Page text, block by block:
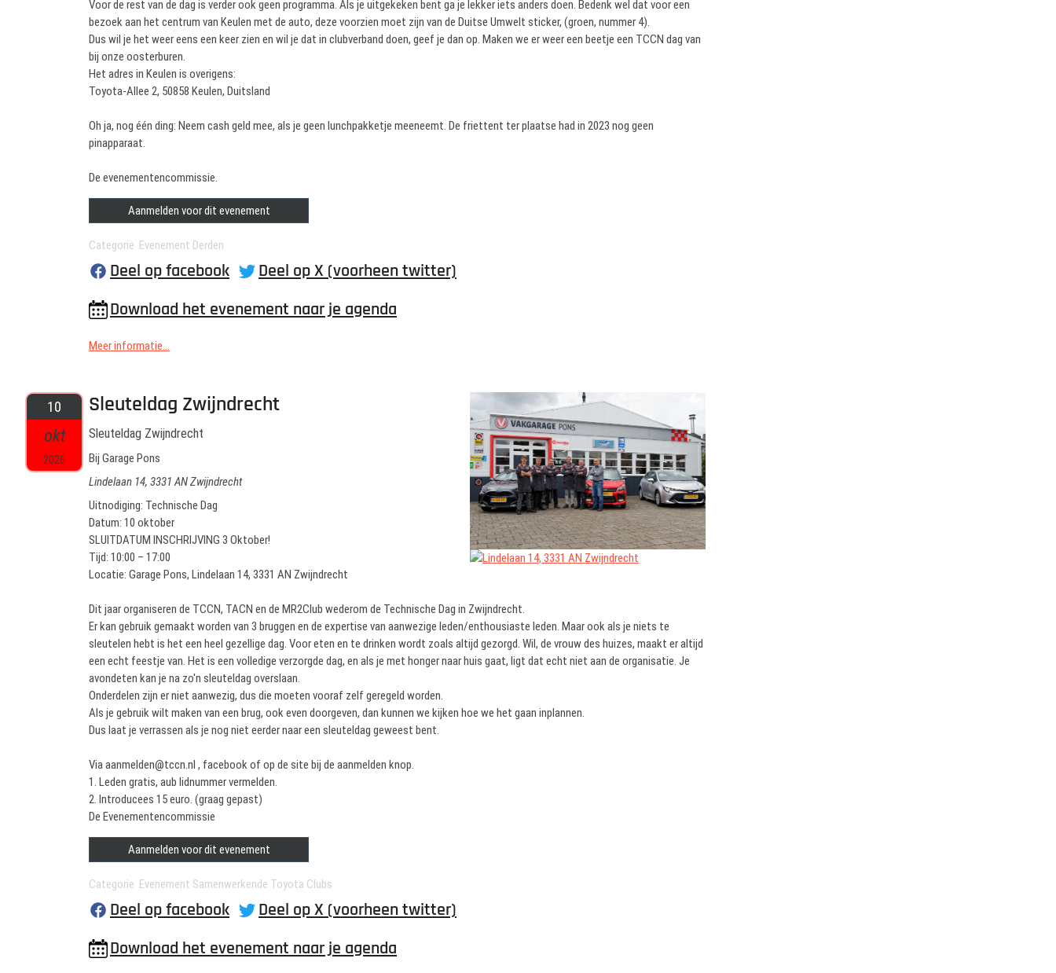
Voor de rest van de dag is verder ook geen programma. Als je uitgekeken bent ga je lekker iets anders doen. Bedenk wel dat voor een
bezoek aan het centrum van Keulen met de auto, deze voorzien moet zijn van de Duitse Umwelt sticker, (groen, nummer 4).
Dus wil je het weer eens een keer zien en wil je dat in clubverband doen, geef je dan op. Maken we er weer een beetje een TCCN dag van
bij onze oosterburen.
Het adres in Keulen is overigens:
Toyota-Allee 2, 50858 Keulen, Duitsland
Oh ja, nog één ding: Neem cash geld mee, als je geen lunchpakketje meeneemt. De friettent ter plaatse had in 2023 nog geen
pinapparaat.
De evenementencommissie.
Aanmelden voor dit evenement
Categorie Evenement Derden
Deel op facebook
Deel op X (voorheen twitter)
Download het evenement naar je agenda
Meer informatie...
10
okt
2026
Sleuteldag Zwijndrecht
Sleuteldag Zwijndrecht
Bij Garage Pons
Lindelaan 14, 3331 AN Zwijndrecht
Uitnodiging: Technische Dag
Datum: 10 oktober
SLUITDATUM INSCHRIJVING 3 Oktober!
Tijd: 10:00 – 17:00
Locatie: Garage Pons, Lindelaan 14, 3331 AN Zwijndrecht
Dit jaar organiseren de TCCN, TACN en de MR2Club wederom de Technische Dag in Zwijndrecht.
Er kan gebruik gemaakt worden van 3 bruggen en de expertise van aanwezige leden/enthousiaste leden. Maar ook als je niets te
sleutelen hebt is het een heel gezellige dag. Voor eten en te drinken wordt zoals altijd gezorgd. Wil, de vrouw des huizes, maakt er altijd
een echt feestje van. Het is een volledige verzorgde dag, en als je met honger naar huis gaat, ligt dat echt niet aan de organisatie. Je
avondeten kan je na zo'n sleuteldag overslaan.
Onderdelen zijn er niet aanwezig, dus die moeten vooraf zelf geregeld worden.
Als je gebruik wilt maken van een brug, ook even doorgeven, dan kunnen we kijken hoe we het gaan inplannen.
Dus laat je verrassen als je nog niet eerder naar een sleuteldag geweest bent.
Via aanmelden@tccn.nl , facebook of op de site bij de aanmelden knop.
1. Leden gratis, aub lidnummer vermelden.
2. Introducees 15 euro. (graag gepast)
De Evenementencommissie
Aanmelden voor dit evenement
Categorie Evenement Samenwerkende Toyota Clubs
Deel op facebook
Deel op X (voorheen twitter)
Download het evenement naar je agenda